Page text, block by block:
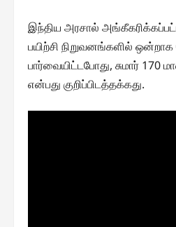
இந்திய அரசால்
பயிற்சி நிறுவனங்களில் ஒன்றாக
பார்வையிட்டபோது, சுமார்
என்பது குறிப்பிடத்தக்கது.